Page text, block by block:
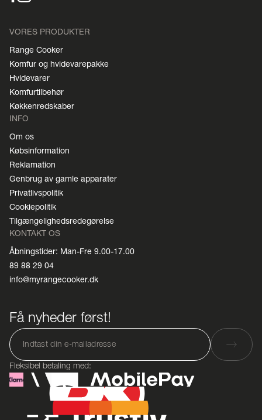
VORES PRODUKTER
Range Cooker
Komfur og hvidevarepakke
Hvidevarer
Komfurtilbehør
Køkkenredskaber
INFO
Om os
Købsinformation
Reklamation
Genbrug av gamle apparater
Privatlivspolitik
Cookiepolitik
Tilgængelighedsredegørelse
KONTAKT OS
Åbningstider: Man-Fre 9.00-17.00
89 88 29 04
info@myrangecooker.dk
Få nyheder først!
Fleksibel betaling med: